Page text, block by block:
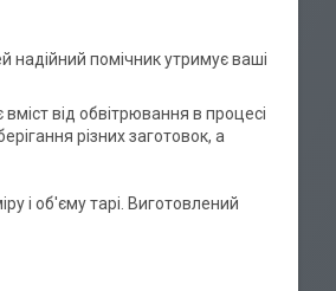
помічник утримує ваші
від обвітрювання в процесі
різних заготовок, а
і об'єму тарі. Виготовлений